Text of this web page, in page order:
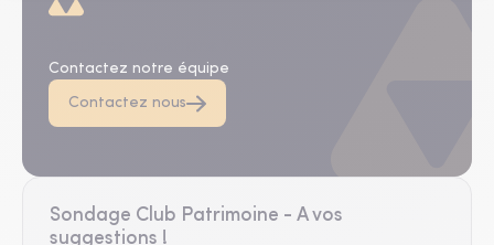
Contactez notre équipe
Contactez nous
Sondage Club Patrimoine - A vos
suggestions !